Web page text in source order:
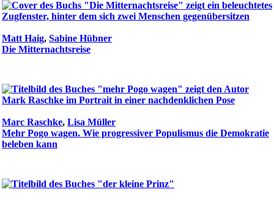
Matt Haig, Sabine Hübner
Die Mitternachtsreise
Marc Raschke, Lisa Müller
Mehr Pogo wagen. Wie progressiver Populismus die Demokratie
beleben kann